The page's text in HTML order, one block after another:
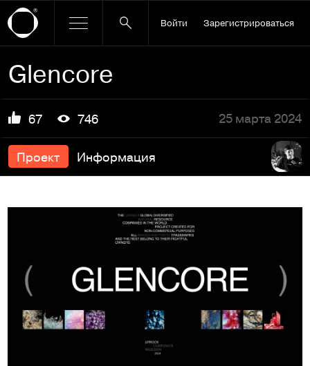
Войти Зарегистрироваться
Glencore
67 746 25 марта 2024
Проект Информация